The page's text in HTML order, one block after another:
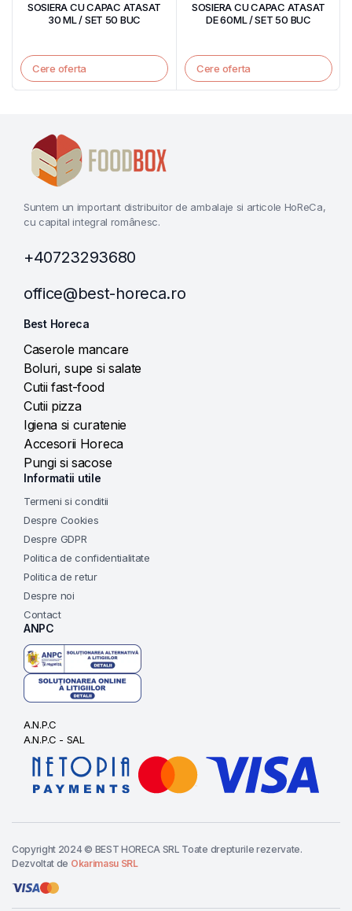
SOSIERA CU CAPAC ATASAT
30 ML / SET 50 BUC
Cere oferta
SOSIERA CU CAPAC ATASAT
DE 60ML / SET 50 BUC
Cere oferta
Suntem un important distribuitor de ambalaje si articole HoReCa,
cu capital integral românesc.
+40723293680
office@best-horeca.ro
Best Horeca
Caserole mancare
Boluri, supe si salate
Cutii fast-food
Cutii pizza
Igiena si curatenie
Accesorii Horeca
Pungi si sacose
Informatii utile
Termeni si conditii
Despre Cookies
Despre GDPR
Politica de confidentialitate
Politica de retur
Despre noi
Contact
ANPC
A.N.P.C
A.N.P.C - SAL
Copyright 2024 © BEST HORECA SRL Toate drepturile rezervate.
Dezvoltat de Okarimasu SRL